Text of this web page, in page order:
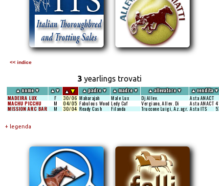
<< indice
3 yearlings trovati
▲nome▼ ▲▼ ▲▼ ▲padre▼ ▲madre▼ ▲allevatore▼ ▲vendita▼
MADEIRA LUX F 30/06 Maharajah Male Lux Dj Allev. Asta ANACT
MACHU PICCHU M 04/05 Fabulous Wood Ledy Caf Vergiano, Allev. Di Asta ANACT
MISSION ARC BAR M 30/04 Ready Cash Filanda Truccone Luigi, Az.agr. Asta ITS
+ legenda